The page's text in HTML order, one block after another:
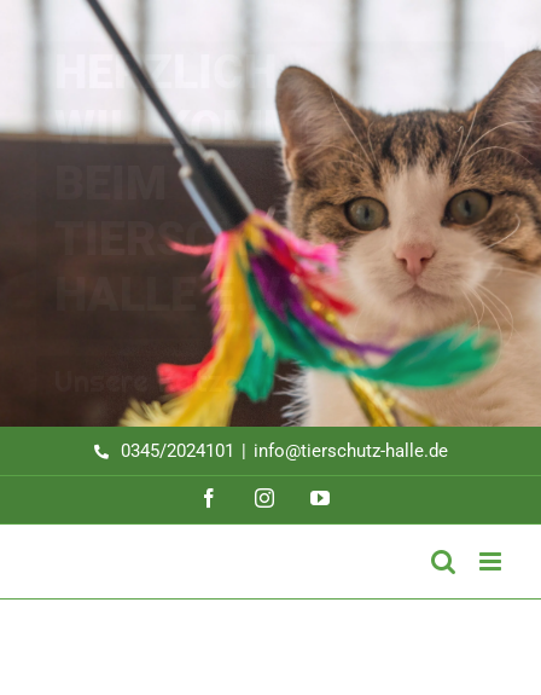
Zum
HERZLICH
WILLKOMMEN
TIERSCHUTZ
HALLE E.V.
Unsere Katzen
0345/2024101 | info@tierschutz-halle.de
FacebookInstagramYouTube